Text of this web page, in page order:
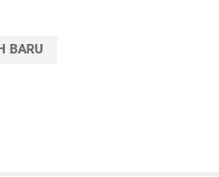
BARU